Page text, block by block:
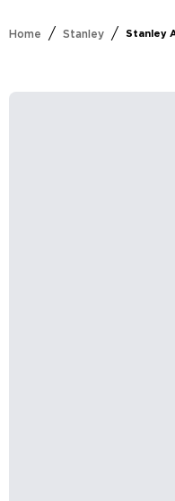
Home / Stanley / Stanley